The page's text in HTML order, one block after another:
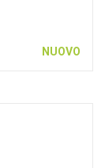
NUOVO